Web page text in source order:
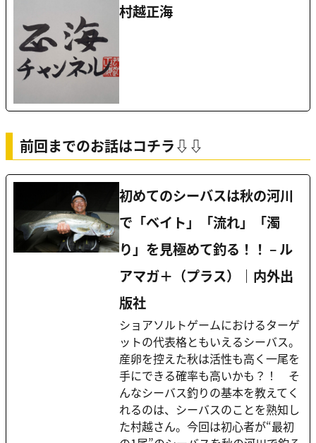
村越正海
前回までのお話はコチラ⇩⇩
初めてのシーバスは秋の河川
で「ベイト」「流れ」「濁
り」を見極めて釣る！！ – ル
アマガ＋（プラス）｜内外出
版社
ショアソルトゲームにおけるターゲ
ットの代表格ともいえるシーバス。
産卵を控えた秋は活性も高く一尾を
手にできる確率も高いかも？！ そ
んなシーバス釣りの基本を教えてく
れるのは、シーバスのことを熟知し
た村越さん。今回は初心者が“最初